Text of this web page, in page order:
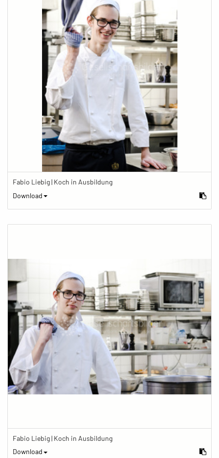
Fabio Liebig | Koch in Ausbildung
Download
Fabio Liebig | Koch in Ausbildung
Download